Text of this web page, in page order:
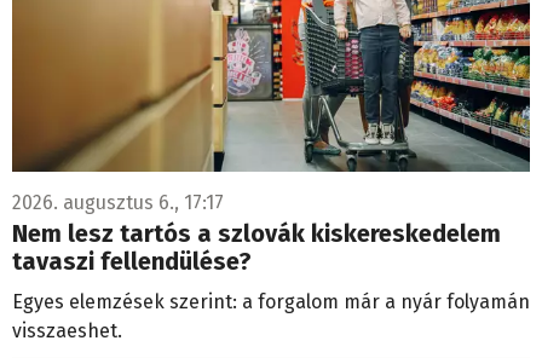
2026. augusztus 6., 17:17
Nem lesz tartós a szlovák kiskereskedelem
tavaszi fellendülése?
Egyes elemzések szerint: a forgalom már a nyár folyamán
visszaeshet.